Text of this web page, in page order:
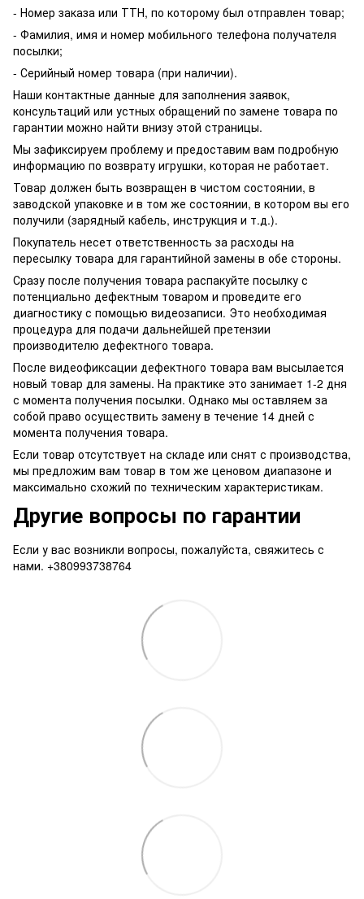
- Номер заказа или ТТН, по которому был отправлен товар;
- Фамилия, имя и номер мобильного телефона получателя
посылки;
- Серийный номер товара (при наличии).
Наши контактные данные для заполнения заявок,
консультаций или устных обращений по замене товара по
гарантии можно найти внизу этой страницы.
Мы зафиксируем проблему и предоставим вам подробную
информацию по возврату игрушки, которая не работает.
Товар должен быть возвращен в чистом состоянии, в
заводской упаковке и в том же состоянии, в котором вы его
получили (зарядный кабель, инструкция и т.д.).
Покупатель несет ответственность за расходы на
пересылку товара для гарантийной замены в обе стороны.
Сразу после получения товара распакуйте посылку с
потенциально дефектным товаром и проведите его
диагностику с помощью видеозаписи. Это необходимая
процедура для подачи дальнейшей претензии
производителю дефектного товара.
После видеофиксации дефектного товара вам высылается
новый товар для замены. На практике это занимает 1-2 дня
с момента получения посылки. Однако мы оставляем за
собой право осуществить замену в течение 14 дней с
момента получения товара.
Если товар отсутствует на складе или снят с производства,
мы предложим вам товар в том же ценовом диапазоне и
максимально схожий по техническим характеристикам.
Другие вопросы по гарантии
Если у вас возникли вопросы, пожалуйста, свяжитесь с
нами. +380993738764